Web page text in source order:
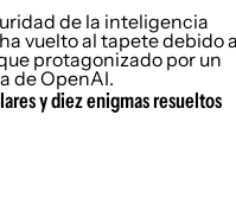
y diez enigmas resueltos